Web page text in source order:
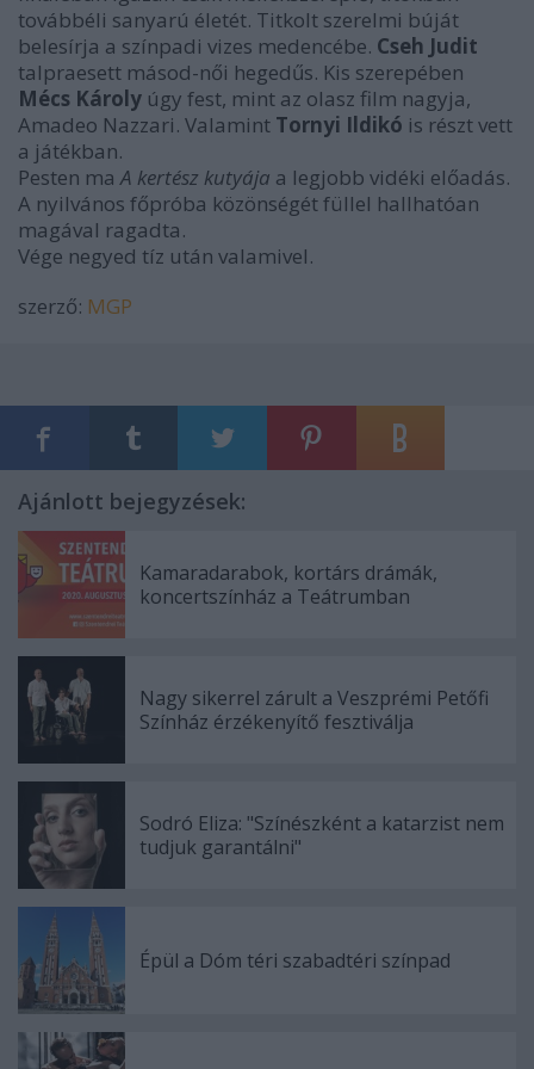
továbbéli sanyarú életét. Titkolt szerelmi búját
belesírja a színpadi vizes medencébe. Cseh Judit
talpraesett másod-női hegedűs. Kis szerepében
Mécs Károly úgy fest, mint az olasz film nagyja,
Amadeo Nazzari. Valamint Tornyi Ildikó is részt vett
a játékban.
Pesten maA kertész kutyája a legjobb vidéki előadás.
A nyilvános főpróba közönségét füllel hallhatóan
magával ragadta.
Vége negyed tíz után valamivel.
szerző: MGP
Ajánlott bejegyzések:
Kamaradarabok, kortárs drámák,
koncertszínház a Teátrumban
Nagy sikerrel zárult a Veszprémi Petőfi
Színház érzékenyítő fesztiválja
Sodró Eliza: "Színészként a katarzist nem
tudjuk garantálni"
Épül a Dóm téri szabadtéri színpad